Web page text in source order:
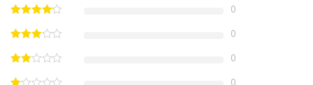
0
0
0
0